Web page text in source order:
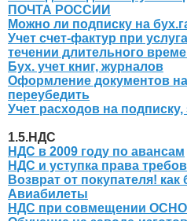
ПОЧТА РОССИИ
Можно ли подписку на
Учет счет-фактур при
течении длительного
Бух. учет книг, журналов
Оформление документов
переубедить
Учет расходов на
1.5.НДС
НДС в 2009 году по авансам
НДС и уступка права
Возврат от покупателя!
Авиабилеты
НДС при совмещении